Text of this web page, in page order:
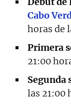
Cabo
horas de
Primera
21:00
Segunda
las 21:00